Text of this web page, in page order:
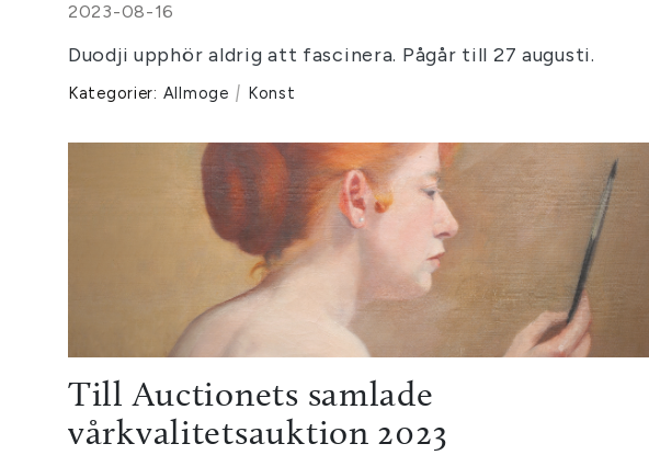
2023-08-16
Duodji upphör aldrig att fascinera. Pågår till 27 augusti.
Kategorier: Allmoge | Konst
Till Auctionets samlade
vårkvalitetsauktion 2023